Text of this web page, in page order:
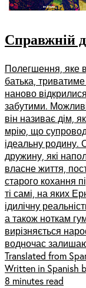
Справжній
Полегшення, яке
батька,
наново
забутими.
він називає дім,
мрію, що
ідеальну родину.
дружину, які
власне життя,
старого кохання
ті самі, на яких
ідилічну
а також ноткам
вирізняється
водночас
Translated from
Written in Spanish
8 minutes read